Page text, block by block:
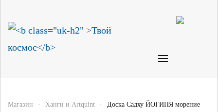
Магазин Ханги и Artquint
Доска Садху ЙОГИНЯ морение